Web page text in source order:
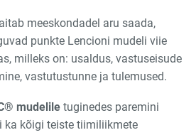
meeskondadel aru saada,
punkte Lencioni mudeli viie
milleks on: usaldus, vastuseisude
vastutustunne ja tulemused.
mudelile tuginedes paremini
ka kõigi teiste tiimiliikmete